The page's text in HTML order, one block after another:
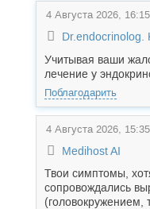
4 Августа 2026, 16:15
Dr.endocrinolog.
Учитывая ваши
лечение у
Поблагодарить
4 Августа 2026, 15:35
Medihost AI
Твои симптомы,
сопровождались